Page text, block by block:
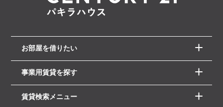
お部屋を借りたい
事業用賃貸を探す
賃貸検索メニュー